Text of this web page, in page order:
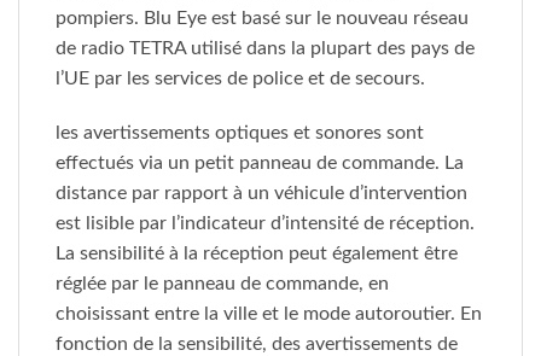
pompiers. Blu Eye est basé sur le nouveau réseau
de radio TETRA utilisé dans la plupart des pays de
l’UE par les services de police et de secours.
les avertissements optiques et sonores sont
effectués via un petit panneau de commande. La
distance par rapport à un véhicule d’intervention
est lisible par l’indicateur d’intensité de réception.
La sensibilité à la réception peut également être
réglée par le panneau de commande, en
choisissant entre la ville et le mode autoroutier. En
fonction de la sensibilité, des avertissements de